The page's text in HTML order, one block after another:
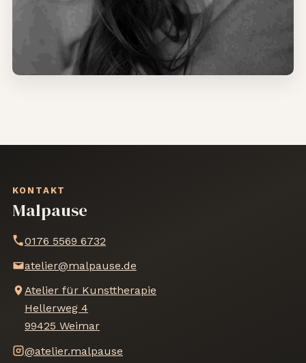
KONTAKT
Malpause
0176 5569 6732
atelier@malpause.de
Atelier für Kunsttherapie
Hellerweg 4
99425 Weimar
@atelier.malpause